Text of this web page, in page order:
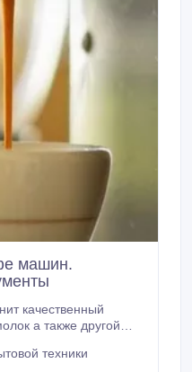
машин.
качественный
Наш адрес:
техники